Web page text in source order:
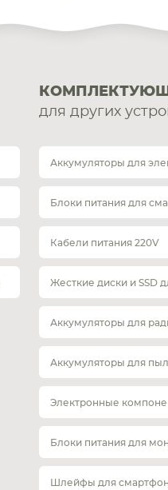
для других
Аккумуляторы для
Блоки питания для
Кабели питания 220V
Жесткие диски и SSD
Аккумуляторы для
Аккумуляторы для
Блоки питания для